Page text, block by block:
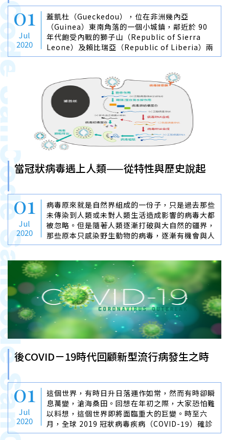
01
Jul
2020
蓋凱杜（Gueckedou），位在非洲幾內亞
（Guinea）東南角落的一個小城鎮，鄰近於 90
年代飽受內戰的獅子山（Republic of Sierra
Leone）及賴比瑞亞（Republic of Liberia）兩
國的邊界，也是 2000 年兩國內戰戰事的中心。在
增，也成為三國交界中，20 萬人居住、往來的小
鎮。
當冠狀病毒遇上人類——從特性與歷史說起
01
Jul
2020
病毒原來就是自然界組成的一份子，只是過去那些
未傳染到人類或未對人類生活造成影響的病毒大都
被忽略。但是隨著人類逐漸打破與大自然的疆界，
那些原本只感染野生動物的病毒，逐漸有機會與人
類接觸。若這些野生動物病毒可以感染人類細胞並
生活。而冠狀病毒（coronavirus）的跨宿主傳播
就是一個例子。
後COVID－19時代回顧新型流行病發生之時
01
Jul
2020
這個世界，有時日升日落運作如常，然而有時卻瞬
息萬變，滄海桑田。回想在年初之際，大家恐怕難
以料想，這個世界即將面臨重大的巨變。時至六
月，全球 2019 冠狀病毒疾病（COVID-19）確診
人數已超過 910 萬人，死亡人數也來到 47 萬人，